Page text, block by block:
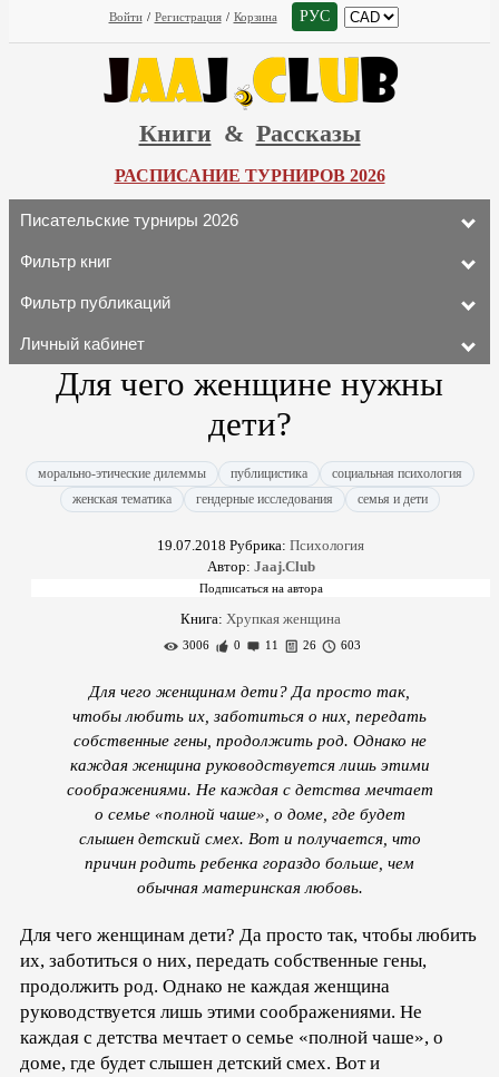
Войти / Регистрация / Корзина РУС
Книги & Рассказы
РАСПИСАНИЕ ТУРНИРОВ 2026
Писательские турниры 2026
Фильтр книг
Фильтр публикаций
Личный кабинет
Для чего женщине нужны
дети?
морально-этические дилеммы публицистика
социальная психология
женская тематика
гендерные исследования семья и дети
19.07.2018 Рубрика: Психология
Автор: Jaaj.Club
Книга: Хрупкая женщина
3006 0 11 26 603
Для чего женщинам дети? Да просто так,
чтобы любить их, заботиться о них, передать
собственные гены, продолжить род. Однако не
каждая женщина руководствуется лишь этими
соображениями. Не каждая с детства мечтает
о семье «полной чаше», о доме, где будет
слышен детский смех. Вот и получается, что
причин родить ребенка гораздо больше, чем
обычная материнская любовь.
Для чего женщинам дети? Да просто так, чтобы любить
их, заботиться о них, передать собственные гены,
продолжить род. Однако не каждая женщина
руководствуется лишь этими соображениями. Не
каждая с детства мечтает о семье «полной чаше», о
доме, где будет слышен детский смех. Вот и